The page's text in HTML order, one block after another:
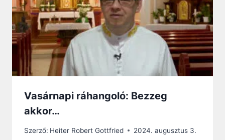
Vasárnapi ráhangoló: Bezzeg
akkor…
Szerző: Heiter Robert Gottfried 2024. augusztus 3.